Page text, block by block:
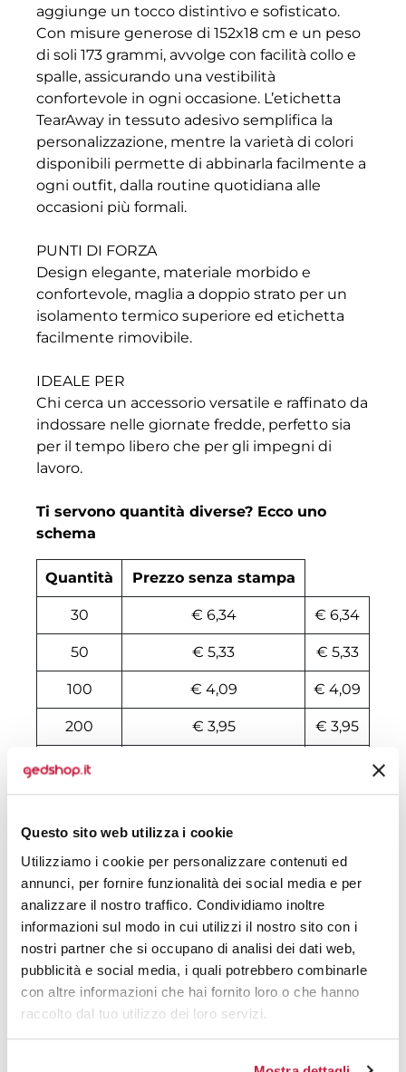
Questo sito web utilizza i cookie
Utilizziamo i cookie per personalizzare contenuti ed
annunci, per fornire funzionalità dei social media e per
analizzare il nostro traffico. Condividiamo inoltre
informazioni sul modo in cui utilizzi il nostro sito con i
nostri partner che si occupano di analisi dei dati web,
pubblicità e social media, i quali potrebbero combinarle
con altre informazioni che hai fornito loro o che hanno
raccolto dal tuo utilizzo dei loro servizi.
aggiunge un tocco distintivo e sofisticato.
Con misure generose di 152x18 cm e un peso
di soli 173 grammi, avvolge con facilità collo e
spalle, assicurando una vestibilità
confortevole in ogni occasione. L’etichetta
TearAway in tessuto adesivo semplifica la
personalizzazione, mentre la varietà di colori
disponibili permette di abbinarla facilmente a
ogni outfit, dalla routine quotidiana alle
occasioni più formali.
PUNTI DI FORZA
Design elegante, materiale morbido e
confortevole, maglia a doppio strato per un
isolamento termico superiore ed etichetta
facilmente rimovibile.
IDEALE PER
Chi cerca un accessorio versatile e raffinato da
indossare nelle giornate fredde, perfetto sia
per il tempo libero che per gli impegni di
lavoro.
Ti servono quantità diverse? Ecco uno
schema
Quantità Prezzo senza stampa
30 € 6,34 € 6,34
50 € 5,33 € 5,33
100 € 4,09 € 4,09
200 € 3,95 € 3,95
500
1500 € 3,41
2000 € 3,38 € 3,38
3000 € 3,38 € 3,38
5000 € 3,35 € 3,35
10000 € 3,32 € 3,32